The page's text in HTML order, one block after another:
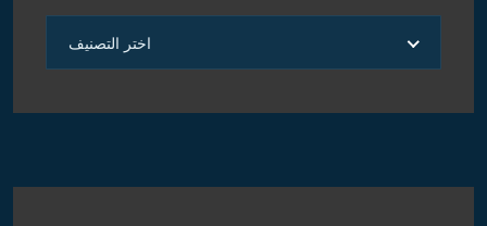
الروحانية
الفلكية
اختر التصنيف